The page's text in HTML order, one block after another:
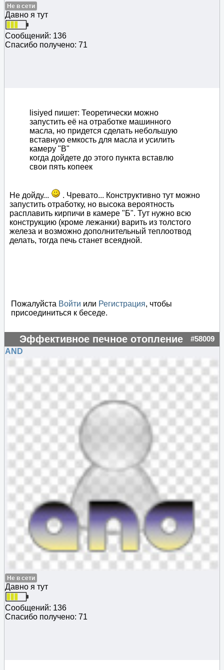
Не в сети
Давно я тут
Сообщений: 136
Спасибо получено: 71
lisiyed пишет: Теоретически можно
запустить её на отработке машинного
масла, но придется сделать небольшую
вставную емкость для масла и усилить
камеру "В"
когда дойдете до этого пункта вставлю
свои пять копеек
Не дойду...
. Чревато... Конструктивно тут можно
запустить отработку, но высока вероятность
расплавить кирпичи в камере "Б". Тут нужно всю
конструкцию (кроме лежанки) варить из толстого
железа и возможно дополнительный теплоотвод
делать, тогда печь станет всеядной.
Пожалуйста Войти или Регистрация, чтобы
присоединиться к беседе.
Эффективное печное отопление #58009
AND
Не в сети
Давно я тут
Сообщений: 136
Спасибо получено: 71